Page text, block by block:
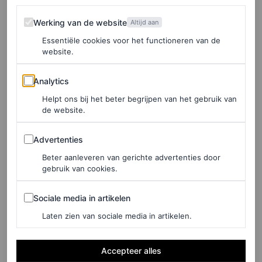
©MONICA MENDAL
Villa Laetitia
Hier wil je eten
Werking van de website
Werking van de website Altijd aan
Essentiële cookies voor het functioneren van de
website.
Analytics
Analytics
Helpt ons bij het beter begrijpen van het gebruik van
de website.
Advertenties
Advertenties
Beter aanleveren van gerichte advertenties door
gebruik van cookies.
Sociale media in artikelen
Sociale media in artikelen
Laten zien van sociale media in artikelen.
Accepteer alles